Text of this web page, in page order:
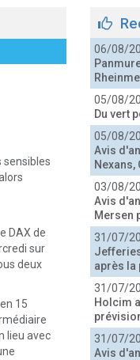
sensibles
DAX de
sur
deux
15
lieu avec
06/08/
05/08/
Du vert
05/08/
Avis
Nexans,
03/08/
Avis
Mersen
31/07/
après la
31/07/
Holcim
31/07/
Avis